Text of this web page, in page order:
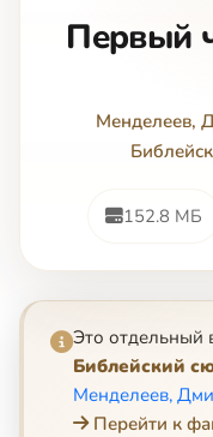
Пepвый
Менделеев,
152.8 МБ
Это отдельный
Библейский
Менделеев,
Перейти к